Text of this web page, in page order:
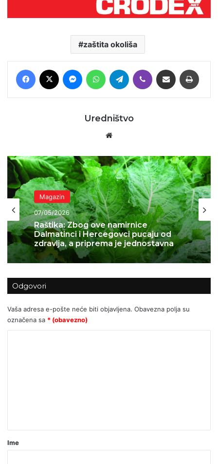
zaštita okoliša
Facebook MessengerWhatsAppTelegram Viber Podijeli putem E-maila
Uredništvo
Magazin
05/05/2026
Sočni tiramisu s jagodama
Odgovori
Vaša adresa e-pošte neće biti objavljena. Obavezna polja su
označena sa * (obavezno)
r
Ime